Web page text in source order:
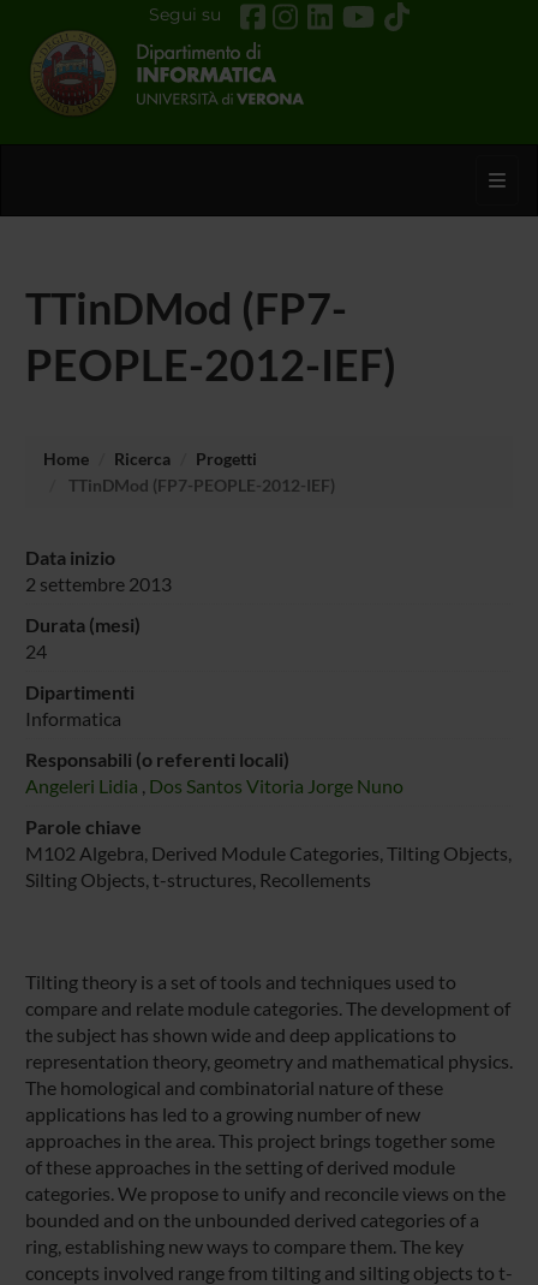
Segui su
TTinDMod (FP7-
PEOPLE-2012-IEF)
Home Ricerca
Progetti
TTinDMod (FP7-PEOPLE-2012-IEF)
Data inizio
2 settembre 2013
Durata (mesi)
24
Dipartimenti
Informatica
Responsabili (o referenti locali)
Angeleri Lidia , Dos Santos Vitoria Jorge Nuno
Parole chiave
M102 Algebra, Derived Module Categories, Tilting Objects,
Silting Objects, t-structures, Recollements
Tilting theory is a set of tools and techniques used to
compare and relate module categories. The development of
the subject has shown wide and deep applications to
representation theory, geometry and mathematical physics.
The homological and combinatorial nature of these
applications has led to a growing number of new
approaches in the area. This project brings together some
of these approaches in the setting of derived module
categories. We propose to unify and reconcile views on the
bounded and on the unbounded derived categories of a
ring, establishing new ways to compare them. The key
concepts involved range from tilting and silting objects to t-